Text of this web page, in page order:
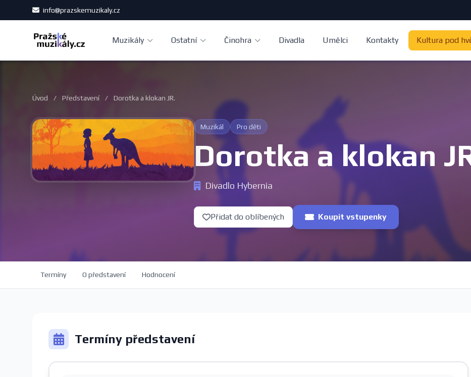
info@prazskemuzikaly.cz
Muzikály Ostatní Činohra Divadla Umělci Kontakty Kultura pod
Úvod / Představení / Dorotka a klokan JR.
Muzikál Pro děti
Dorotka a klokan
Divadlo Hybernia
Přidat do oblíbených Koupit vstupenky
Termíny O představení Hodnocení
Termíny představení